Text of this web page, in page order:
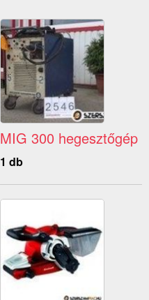
MIG 300 hegesztőgép
1 db